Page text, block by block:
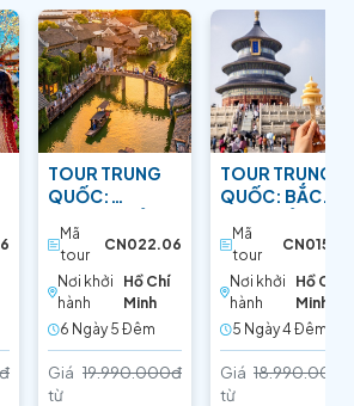
TOUR TRUNG
QUỐC:
HÀNG CHÂU:
SẮC HOA ANH
ĐÀO
Mã
tour
CN022.06
Nơi khởi
hành
Hồ Chí
Minh
6 Ngày 5 Ðêm
Giá
từ
19.990.000đ
TOUR TRUNG
QUỐC: BẮC
PHƯƠNG ĐÔNG
Mã
tour
CN015.05
Nơi khởi
hành
Hồ Chí
Minh
5 Ngày 4 Ðêm
Giá
từ
18.990.000đ